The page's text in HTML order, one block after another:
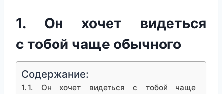
1. Он хочет видеться
с тобой чаще обычного
Содержание:
1. Он хочет видеться с тобой чаще